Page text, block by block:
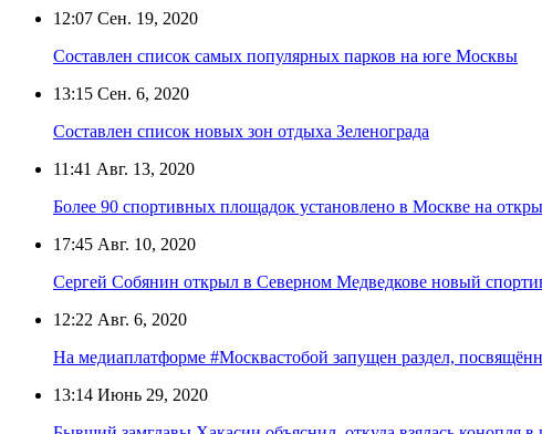
12:07 Сен. 19, 2020
Составлен список самых популярных парков на юге Москвы
13:15 Сен. 6, 2020
Составлен список новых зон отдыха Зеленограда
11:41 Авг. 13, 2020
Более 90 спортивных площадок установлено в Москве на
17:45 Авг. 10, 2020
Сергей Собянин открыл в Северном Медведкове новый
12:22 Авг. 6, 2020
На медиаплатформе #Москвастобой запущен раздел,
13:14 Июнь 29, 2020